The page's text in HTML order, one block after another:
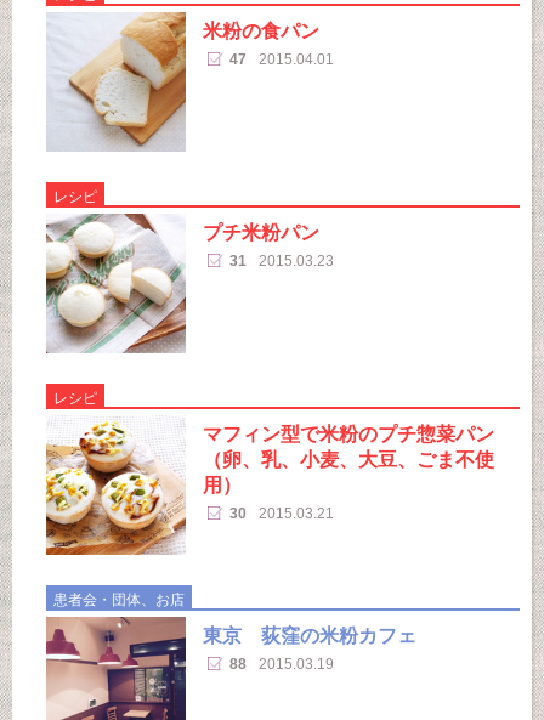
米粉の食パン
47 2015.04.01
レシピ
プチ米粉パン
31 2015.03.23
レシピ
マフィン型で米粉のプチ惣菜パン
（卵、乳、小麦、大豆、ごま不使
用）
30 2015.03.21
患者会・団体、お店
東京 荻窪の米粉カフェ
88 2015.03.19